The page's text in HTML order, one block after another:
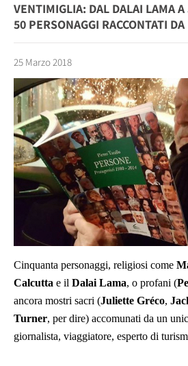
VENTIMIGLIA: DAL DALAI LAMA
50 PERSONAGGI RACCONTATI
25 Marzo 2018
Cinquanta personaggi, religiosi come
Calcutta e il Dalai Lama, o profani (
ancora mostri sacri (Juliette Gréco,
Turner, per dire) accomunati da un
giornalista, viaggiatore, esperto di